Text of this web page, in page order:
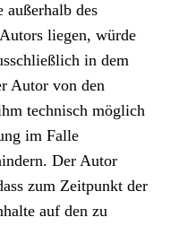
außerhalb des
liegen, würde
in dem
Autor von den
technisch möglich
im Falle
Der Autor
zum Zeitpunkt der
auf den zu